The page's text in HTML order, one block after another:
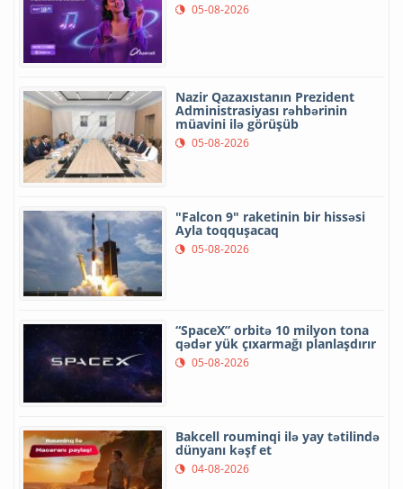
05-08-2026
Nazir Qazaxıstanın Prezident
Administrasiyası rəhbərinin
müavini ilə görüşüb
05-08-2026
"Falcon 9" raketinin bir hissəsi
Ayla toqquşacaq
05-08-2026
“SpaceX” orbitə 10 milyon tona
qədər yük çıxarmağı planlaşdırır
05-08-2026
Bakcell rouminqi ilə yay tətilində
dünyanı kəşf et
04-08-2026